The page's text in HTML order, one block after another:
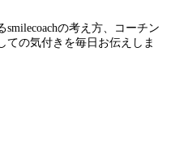
の考え方、コーチン
ての気付きを毎日お伝えしま